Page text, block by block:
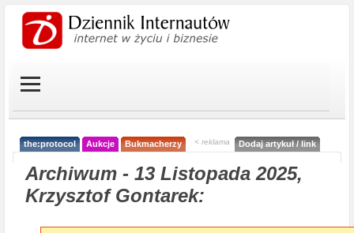
the:protocol Aukcje Bukmacherzy < reklama Dodaj artykuł / link
Archiwum - 13 Listopada 2025,
Krzysztof Gontarek: